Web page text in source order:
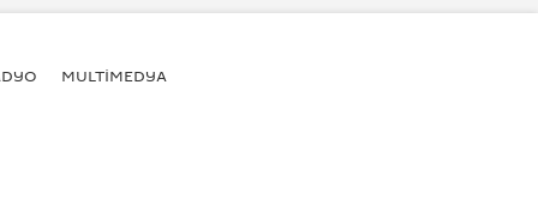
MULTİMEDYA